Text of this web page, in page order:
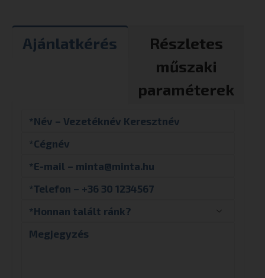
Ajánlatkérés
Részletes
műszaki
paraméterek